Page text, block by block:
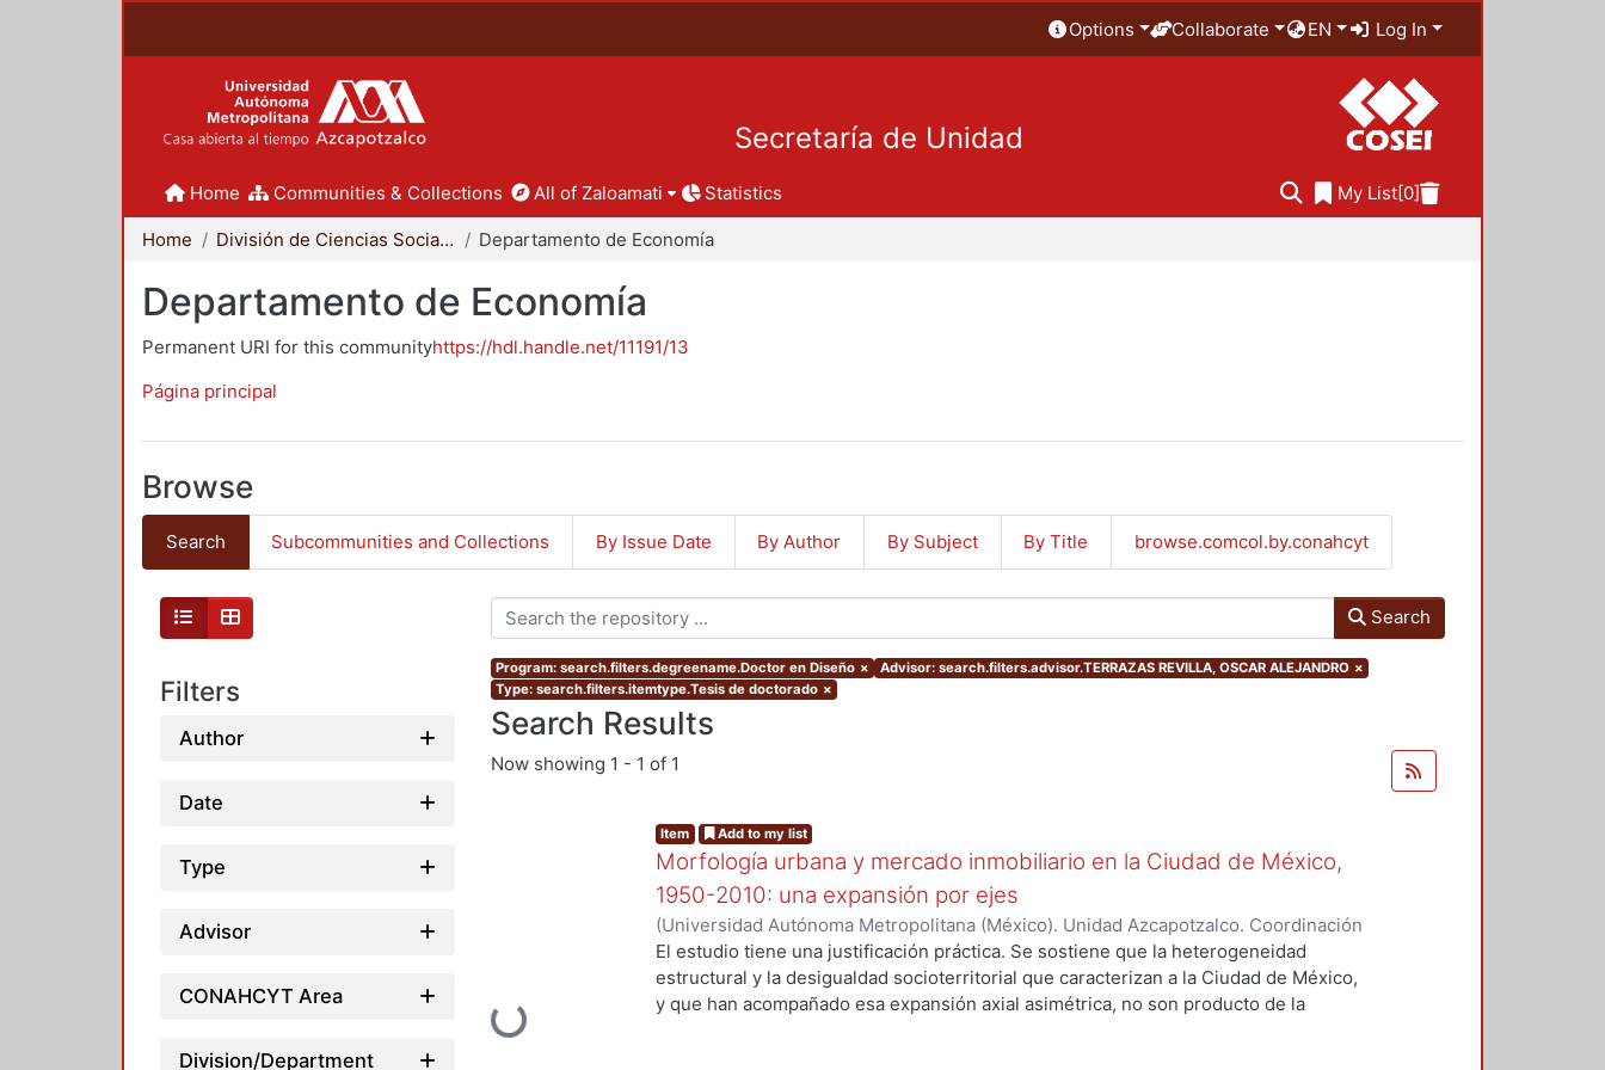
Options Collaborate EN Log In
Secretaría de Unidad
Home Communities & Collections All of Zaloamati Statistics My List[0]
Home División de Ciencias Sociales y Humanidades Departamento de Economía
Departamento de Economía
Permanent URI for this communityhttps://hdl.handle.net/11191/13
Página principal
Browse
Search Subcommunities and Collections By Issue Date By Author By Subject By Title browse.comcol.by.conahcyt
Filters
Author
Date
Type
Advisor
CONAHCYT Area
Division/Department
Search
Program: search.filters.degreename.Doctor en Diseño × Advisor: search.filters.advisor.TERRAZAS REVILLA, OSCAR ALEJANDRO ×
Type: search.filters.itemtype.Tesis de doctorado ×
Search Results
Now showing 1 - 1 of 1
Loading...
Item Add to my list
Morfología urbana y mercado inmobiliario en la Ciudad de México,
1950-2010: una expansión por ejes
(Universidad Autónoma Metropolitana (México). Unidad Azcapotzalco. Coordinación
de Servicios de Información.,2016-05-25 )Ejea Mendoza, Guillermo
El estudio tiene una justificación práctica. Se sostiene que la heterogeneidad
estructural y la desigualdad socioterritorial que caracterizan a la Ciudad de México,
y que han acompañado esa expansión axial asimétrica, no son producto de la